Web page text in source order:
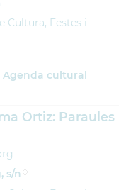
Cultura, Festes i
Agenda cultural
Ortiz: Paraules
s/n